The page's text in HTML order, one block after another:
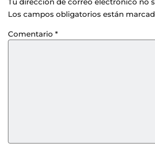
Los campos obligatorios están
Comentario *